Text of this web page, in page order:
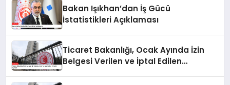
Bakan Işıkhan’dan İş Gücü
İstatistikleri Açıklaması
Ticaret Bakanlığı, Ocak Ayında İzin
Belgesi Verilen ve İptal Edilen